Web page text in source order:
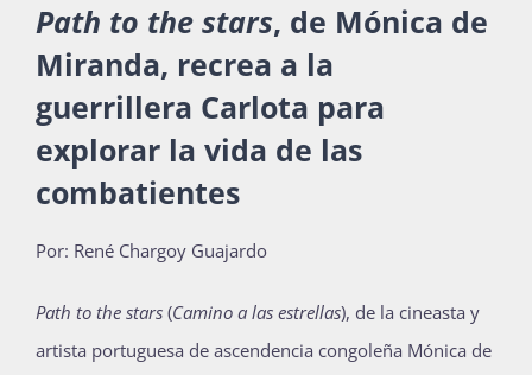
Blog
Recursos
Súmate
Publicaciones
Path to the stars, de Mónica de
Miranda, recrea a la
guerrillera Carlota para
explorar la vida de las
combatientes
Por: René Chargoy Guajardo
Path to the stars (Camino a las estrellas), de la cineasta y
artista portuguesa de ascendencia congoleña Mónica de